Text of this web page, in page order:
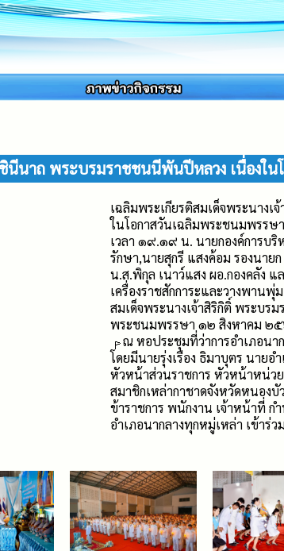
นีนาถ พระบรมราชชนนีพันปีหลวง เนื่อง
เฉลิมพระเกียรติสมเด็จพระนาง
ในโอกาสวันเฉลิมพระชนมพรรษ
เวลา ๑๙.๑๙ น. นายกองค์การบ
รักษา,นายสุกรี แสงค้อม รองนาย
น.ส.พิกุล เนาว์แสง ผอ.กองคลัง
เครื่องราชสักการะและวางพาน
สมเด็จพระนางเจ้าสิริกิติ์ พระบ
พระชนมพรรษา ๑๒ สิงหาคม ๒
ณ หอประชุมที่ว่าการอำเภอนา
โดยมีนายรุ่งเรือง ธิมาบุตร นาย
หัวหน้าส่วนราชการ หัวหน้าหน่ว
สมาชิกเหล่ากาชาดจังหวัดหนอง
ข้าราชการ พนักงาน เจ้าหน้าที่
อำเภอนากลางทุกหมู่เหล่า เข้าร่ว